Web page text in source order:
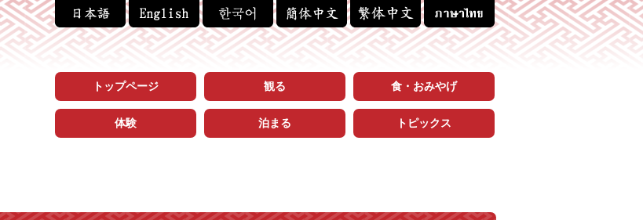
トップページ 観る 食・おみやげ
体験 泊まる トピックス